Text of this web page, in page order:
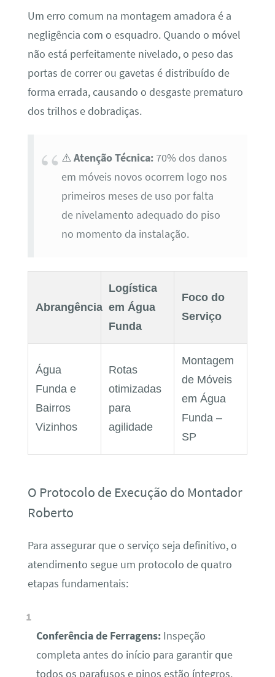
Um erro comum na montagem amadora é a
negligência com o esquadro. Quando o móvel
não está perfeitamente nivelado, o peso das
portas de correr ou gavetas é distribuído de
forma errada, causando o desgaste prematuro
dos trilhos e dobradiças.
⚠️Atenção Técnica:70% dos danos
em móveis novos ocorrem logo nos
primeiros meses de uso por falta
de nivelamento adequado do piso
no momento da instalação.
Abrangência
Logística
em Água
Funda
Foco do
Serviço
Água
Funda e
Bairros
Vizinhos
Rotas
otimizadas
para
agilidade
Montagem
de Móveis
em Água
Funda –
SP
O Protocolo de Execução do Montador
Roberto
Para assegurar que o serviço seja definitivo, o
atendimento segue um protocolo de quatro
etapas fundamentais:
Conferência de Ferragens:Inspeção
completa antes do início para garantir que
todos os parafusos e pinos estão íntegros.